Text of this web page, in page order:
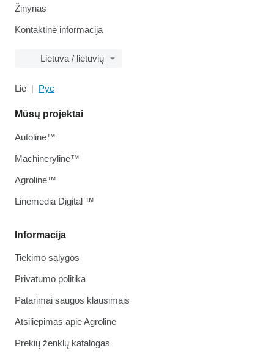
Žinynas
Kontaktinė informacija
Lietuva / lietuvių
Lie Рус
Informacija
Tiekimo sąlygos
Privatumo politika
Patarimai saugos klausimais
Atsiliepimas apie Agroline
Prekių ženklų katalogas
Mūsų projektai
Autoline™
Machineryline™
Agroline™
Linemedia Digital ™